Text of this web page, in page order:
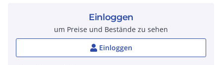
Einloggen
um Preise und Bestände zu sehen
Einloggen